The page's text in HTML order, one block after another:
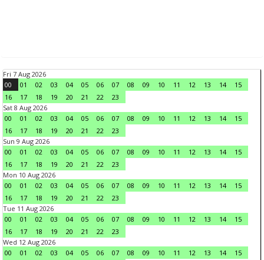
Fri 7 Aug 2026
00
01 02 03 04 05 06 07 08 09 10 11 12 13 14
15
16
17 18 19 20 21 22
23
Sat 8 Aug 2026
00
01 02 03 04 05 06 07 08 09 10 11 12 13 14
15
16
17 18 19 20 21 22
23
Sun 9 Aug 2026
00
01 02 03 04 05 06 07 08 09 10 11 12 13 14
15
16
17 18 19 20 21 22
23
Mon 10 Aug 2026
00
01 02 03 04 05 06 07 08 09 10 11 12 13 14
15
16
17 18 19 20 21 22
23
Tue 11 Aug 2026
00
01 02 03 04 05 06 07 08 09 10 11 12 13 14
15
16
17 18 19 20 21 22
23
Wed 12 Aug 2026
00
01 02 03 04 05 06 07 08 09 10 11 12 13 14
15